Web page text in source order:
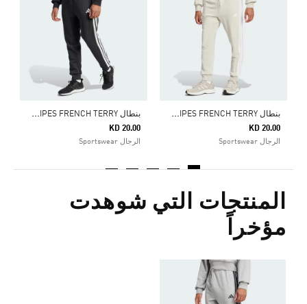
ب
نطال ESSENTIAL 3-STRIPES FRENCH TERRY
KD 20.00
الرجال Sportswear
ب
نطال ESSENTIAL 3-STRIPES FRENCH TERRY
KD 20.00
الرجال Sportswear
المنتجات التي شوهدت
مؤخراً